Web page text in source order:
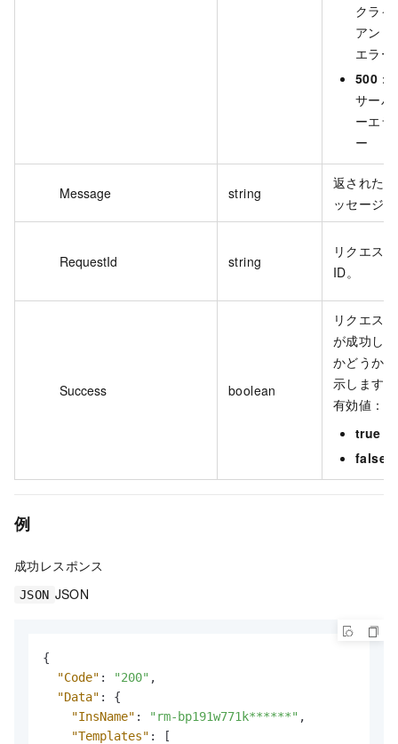
クライ
アント
エラー
500 ：
サーバ
ーエラ
ー
Message string
返されたメ
ッセージ。
RequestId string
リクエスト
ID。
Success boolean
リクエスト
が成功した
かどうかを
示します。
有効値：
true
false
例
成功レスポンス
JSON JSON
{
"Code" : "200" ,
"Data" :
{
"InsName" : "rm-bp191w771k******" ,
"Templates" :
[